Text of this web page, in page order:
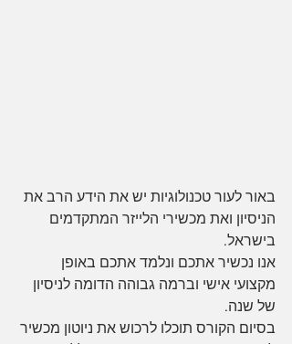
באור לעור טכנולוגיות יש את הידע הרב את
הניסיון ואת מכשירי הלייזר המתקדמים
בישראל.
אנו נכשיר אתכם ונלמד אתכם באופן
מקצועי אישי וברמה גבוהה הדומה לניסיון
של שנה.
בסיום הקורס תוכלו לרכוש את ניוטון מכשיר